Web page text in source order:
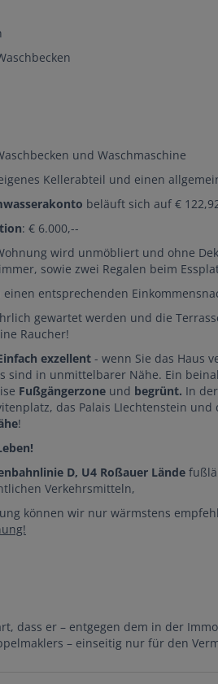
und Waschmaschine
Kellerabteil und einen
beläuft sich auf €
: € 6.000,--
wird unmöbliert und ohne
sowie zwei Regalen beim
entsprechenden
gewartet werden und die
Raucher!
exzellent - wenn Sie das Haus
sind in unmittelbarer Nähe. Ein
Fußgängerzone und begrünt. In
das Palais LIechtenstein
!
D, U4 Roßauer Lände
Verkehrsmitteln,
können wir nur wärmstens
dass er – entgegen dem in der
– einseitig nur für den